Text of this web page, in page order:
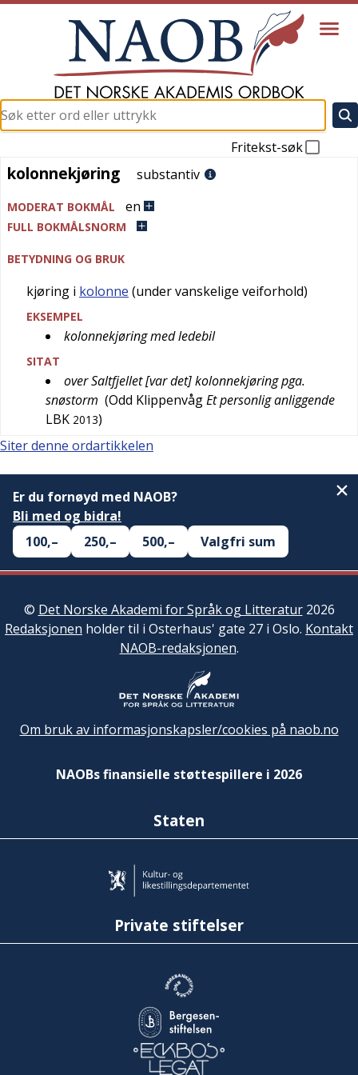
Fritekst-søk
kolonnekjøring
kolonnekjøring substantiv
MODERAT BOKMÅL en
FULL BOKMÅLSNORM
BETYDNING OG BRUK
kjøring i kolonne (under vanskelige veiforhold)
EKSEMPEL
kolonnekjøring med ledebil
SITAT
over Saltfjellet [var det] kolonnekjøring pga.
snøstorm (Odd KlippenvågEt personlig anliggende
LBK 2013)
Siter denne ordartikkelen
Er du fornøyd med NAOB?
Bli med og bidra!
100,–
250,– 500,– Valgfri sum
© Det Norske Akademi for Språk og Litteratur2026
Redaksjonen holder til i Osterhaus' gate 27 i Oslo. Kontakt
NAOB-redaksjonen.
Om bruk av informasjonskapsler/cookies på naob.no
NAOBs finansielle støttespillere i 2026
Staten
Private stiftelser